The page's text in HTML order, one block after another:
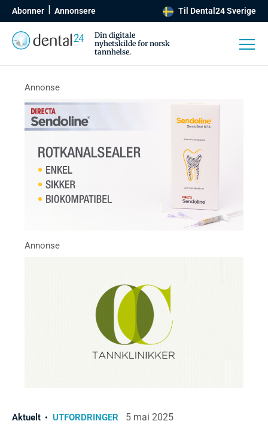
Abonner Annonsere Til Dental24 Sverige
Din digitale
nyhetskilde for norsk
tannhelse.
Aktuelt UTFORDRINGER 5 mai 2025